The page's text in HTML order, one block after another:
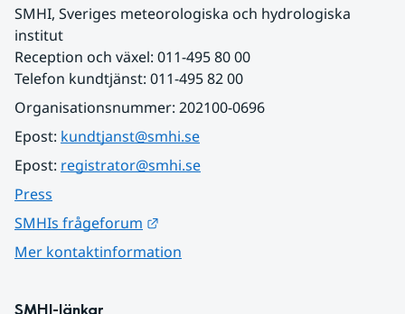
SMHI, Sveriges meteorologiska och hydrologiska
institut
Reception och växel: 011-495 80 00
Telefon kundtjänst: 011-495 82 00
Organisationsnummer: 202100-0696
Epost: kundtjanst@smhi.se
Epost: registrator@smhi.se
Press
SMHIs frågeforum
Mer kontaktinformation